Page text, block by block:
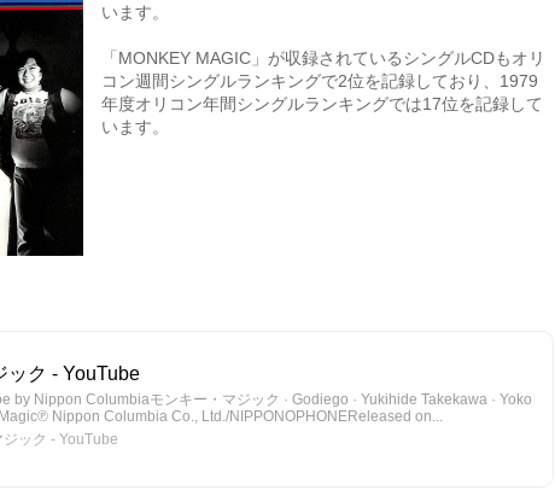
います。
「MONKEY MAGIC」が収録されているシングルCDもオリ
コン週間シングルランキングで2位を記録しており、1979
年度オリコン年間シングルランキングでは17位を記録して
います。
ック - YouTube
by Nippon Columbiaモンキー・マジック · Godiego · Yukihide Takekawa · Yoko
Nippon Columbia Co., Ltd./NIPPONOPHONEReleased on...
ック - YouTube